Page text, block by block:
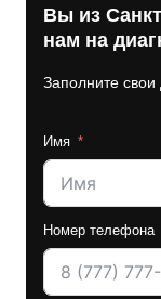
Вы из
нам на
Заполните
Имя
Номер телефона